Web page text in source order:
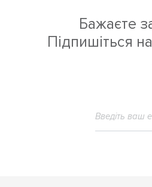
Бажаєте
Підпишіться